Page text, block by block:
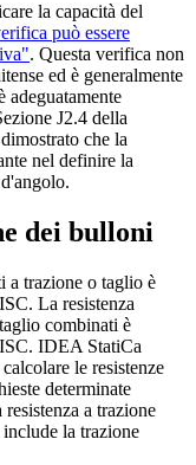
la capacità del
può essere
. Questa verifica non
ed è generalmente
adeguatamente
J2.4 della
che la
nel definire la
dei bulloni
a trazione o taglio è
La resistenza
combinati è
IDEA StatiCa
le resistenze
determinate
a trazione
la trazione